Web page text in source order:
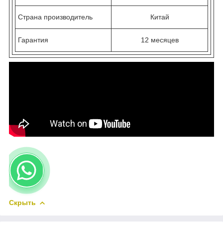
Страна производитель Китай
Гарантия 12 месяцев
Скрыть